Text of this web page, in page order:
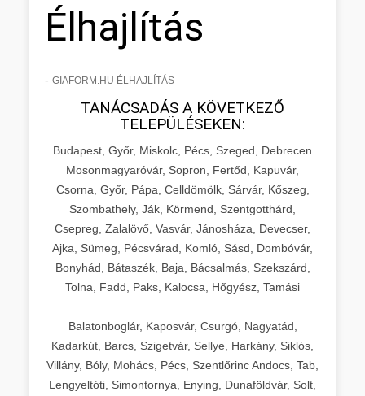
Élhajlítás
- GIAFORM.HU ÉLHAJLÍTÁS
TANÁCSADÁS A KÖVETKEZŐ
TELEPÜLÉSEKEN:
Budapest, Győr, Miskolc, Pécs, Szeged, Debrecen
Mosonmagyaróvár, Sopron, Fertőd, Kapuvár,
Csorna, Győr, Pápa, Celldömölk, Sárvár, Kőszeg,
Szombathely, Ják, Körmend, Szentgotthárd,
Csepreg, Zalalövő, Vasvár, Jánosháza, Devecser,
Ajka, Sümeg, Pécsvárad, Komló, Sásd, Dombóvár,
Bonyhád, Bátaszék, Baja, Bácsalmás, Szekszárd,
Tolna, Fadd, Paks, Kalocsa, Hőgyész, Tamási
Balatonboglár, Kaposvár, Csurgó, Nagyatád,
Kadarkút, Barcs, Szigetvár, Sellye, Harkány, Siklós,
Villány, Bóly, Mohács, Pécs, Szentlőrinc Andocs, Tab,
Lengyeltóti, Simontornya, Enying, Dunaföldvár, Solt,